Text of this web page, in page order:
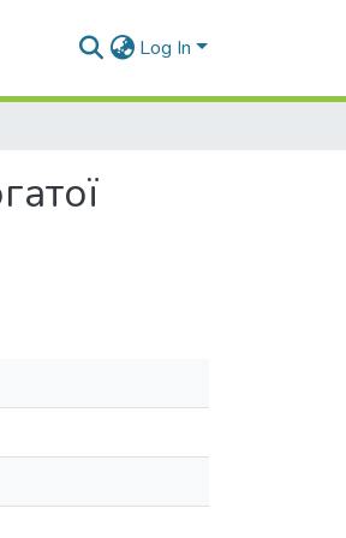
Log In